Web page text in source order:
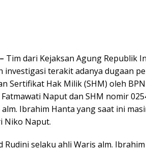
Tim dari Kejaksan Agung Republik
terakit adanya dugaan
Sertifikat Hak Milik (SHM) oleh
Naput dan SHM nomir
Ibrahim Hanta yang saat ini
Niko Naput.
selaku ahli Waris alm.